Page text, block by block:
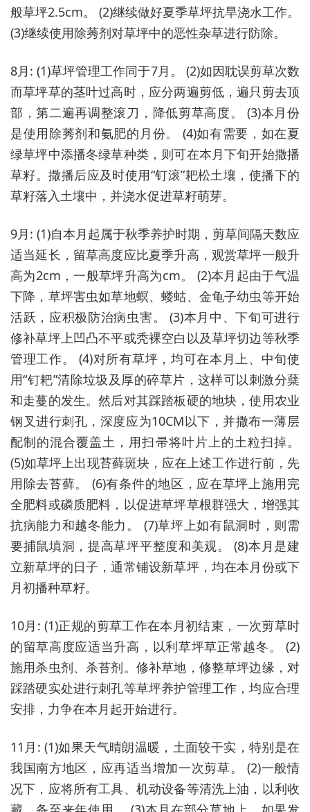
般草坪2.5cm。 (2)继续做好夏季草坪抗旱浇水工作。
(3)继续使用除莠剂对草坪中的恶性杂草进行防除。
8月: (1)草坪管理工作同于7月。 (2)如因耽误剪草次数
而草坪草的茎叶过高时，应分两遍剪低，遍只剪去顶
部，第二遍再调整滚刀，降低剪草高度。 (3)本月份
是使用除莠剂和氨肥的月份。 (4)如有需要，如在夏
绿草坪中添播冬绿草种类，则可在本月下旬开始撒播
草籽。撒播后应及时使用“钉滚”耙松土壤，使播下的
草籽落入土壤中，并浇水促进草籽萌芽。
9月: (1)自本月起属于秋季养护时期，剪草间隔天数应
适当延长，留草高度应比夏季升高，观赏草坪一般升
高为2cm，一般草坪升高为cm。 (2)本月起由于气温
下降，草坪害虫如草地螟、蝼蛄、金龟子幼虫等开始
活跃，应积极防治病虫害。 (3)本月中、下旬可进行
修补草坪上凹凸不平或秃裸空白以及草坪切边等秋季
管理工作。 (4)对所有草坪，均可在本月上、中旬使
用“钉耙”清除垃圾及厚的碎草片，这样可以刺激分蘖
和走蔓的发生。然后对其踩踏板硬的地块，使用农业
钢叉进行刺孔，深度应为10CM以下，并撒布一薄层
配制的混合覆盖土，用扫帚将叶片上的土粒扫掉。
(5)如草坪上出现苔藓斑块，应在上述工作进行前，先
用除去苔藓。 (6)有条件的地区，应在草坪上施用完
全肥料或磷质肥料，以促进草坪草根群强大，增强其
抗病能力和越冬能力。 (7)草坪上如有鼠洞时，则需
要捕鼠填洞，提高草坪平整度和美观。 (8)本月是建
立新草坪的日子，通常铺设新草坪，均在本月份或下
月初播种草籽。
10月: (1)正规的剪草工作在本月初结束，一次剪草时
的留草高度应适当升高，以利草坪草正常越冬。 (2)
施用杀虫剂、杀苔剂。修补草地，修整草坪边缘，对
踩踏硬实处进行刺孔等草坪养护管理工作，均应合理
安排，力争在本月起开始进行。
11月: (1)如果天气晴朗温暖，土面较干实，特别是在
我国南方地区，应再适当增加一次剪草。 (2)一般情
况下，应将所有工具、机动设备等清洗上油，以利收